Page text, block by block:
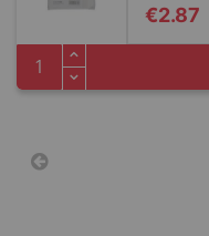
Special
Price
€2.87